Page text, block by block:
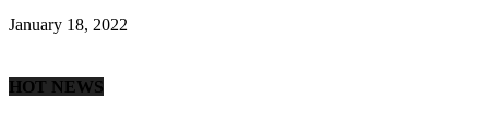
January 18, 2022
HOT NEWS